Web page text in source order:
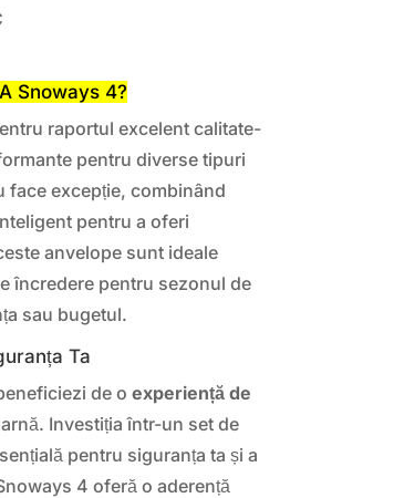
Snoways 4?
raportul excelent calitate-
pentru diverse tipuri
face excepție, combinând
pentru a oferi
anvelope sunt ideale
încredere pentru sezonul de
sau bugetul.
Ta
de oexperiență de
Investiția într-un set de
pentru siguranța ta și a
4 oferă o aderență